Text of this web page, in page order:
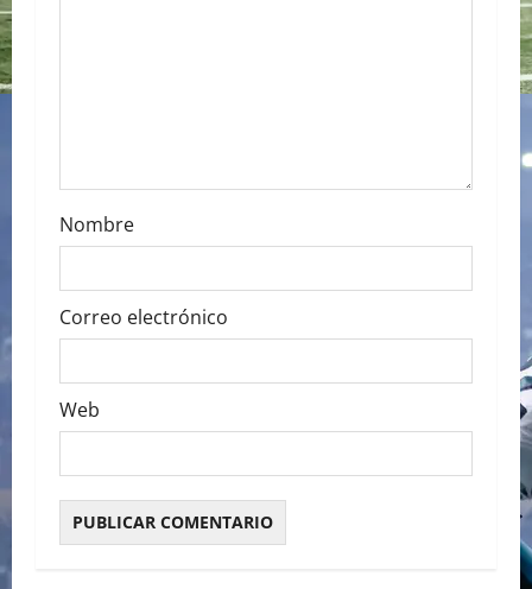
Nombre
Correo electrónico
Web